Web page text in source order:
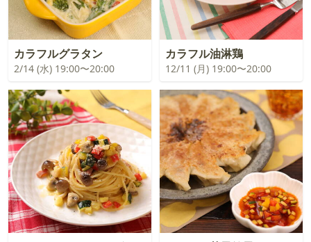
カラフルグラタン
2/14 (水) 19:00〜20:00
カラフル油淋鶏
12/11 (月) 19:00〜20:00